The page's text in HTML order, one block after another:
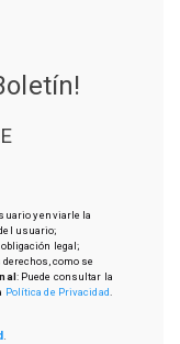
y enviarle la
usuario;
legal;
como se
: Puede consultar la
Política de Privacidad
.